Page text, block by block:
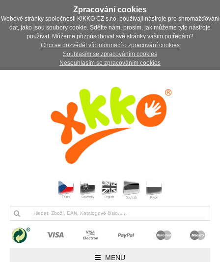
Zpracování cookies
Webové stránky společnosti KIKKO CZ s.r.o. používají nástroje pro shromažďování
dat, jako jsou soubory cookie. Sdělte nám, prosím, jak můžeme tyto nástroje
používat. Můžeme přizpůsobovat své stránky vašim potřebám?
Chci se dozvědět víc informací o zpracování cookies
Souhlasím se zpracováním cookies
Nesouhlasím se zpracováním cookies
MENU